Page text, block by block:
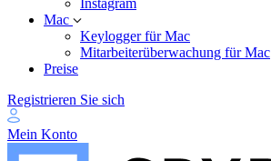
Instagram
Mac
Keylogger für Mac
Mitarbeiterüberwachung für Mac
Preise
Registrieren Sie sich
Mein Konto